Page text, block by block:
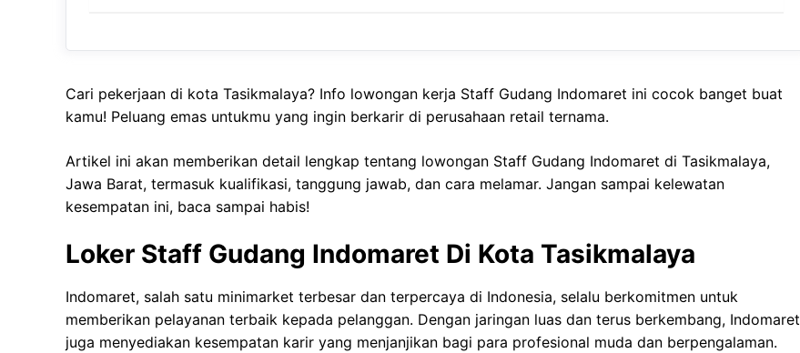
Cari pekerjaan di kota Tasikmalaya? Info lowongan kerja Staff Gudang Indomaret ini cocok banget buat
kamu! Peluang emas untukmu yang ingin berkarir di perusahaan retail ternama.
Artikel ini akan memberikan detail lengkap tentang lowongan Staff Gudang Indomaret di Tasikmalaya,
Jawa Barat, termasuk kualifikasi, tanggung jawab, dan cara melamar. Jangan sampai kelewatan
kesempatan ini, baca sampai habis!
Loker Staff Gudang Indomaret Di Kota Tasikmalaya
Indomaret, salah satu minimarket terbesar dan terpercaya di Indonesia, selalu berkomitmen untuk
memberikan pelayanan terbaik kepada pelanggan. Dengan jaringan luas dan terus berkembang, Indomaret
juga menyediakan kesempatan karir yang menjanjikan bagi para profesional muda dan berpengalaman.